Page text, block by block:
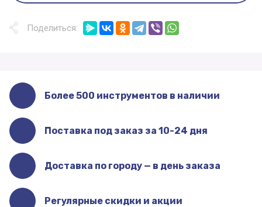
Поделиться:
Более 500 инструментов в наличии
Поставка под заказ за 10-24 дня
Доставка по городу — в день заказа
Регулярные скидки и акции